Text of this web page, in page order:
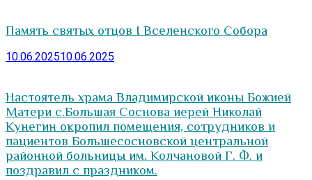
Память святых отцов I Вселенского Собора
10.06.202510.06.2025
Настоятель храма Владимирской иконы Божией
Матери с.Большая Соснова иерей Николай
Кунегин окропил помещения, сотрудников и
пациентов Большесосновской центральной
районной больницы им. Колчановой Г. Ф. и
поздравил с праздником.